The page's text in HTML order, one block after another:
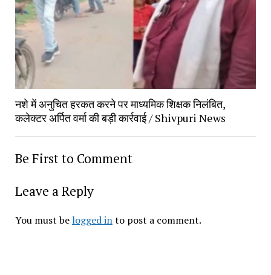
नशे में अनुचित हरकत करने पर माध्यमिक शिक्षक निलंबित,
कलेक्टर अर्पित वर्मा की बड़ी कार्रवाई / Shivpuri News
Be First to Comment
Leave a Reply
You must be logged into post a comment.